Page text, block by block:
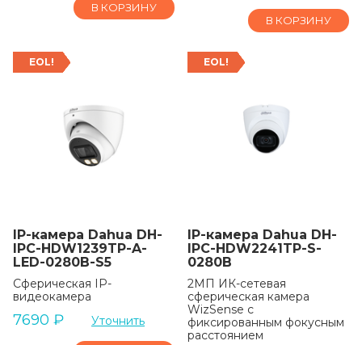
В КОРЗИНУ
В КОРЗИНУ
EOL!
IP-камера Dahua DH-
IPC-HDW1239TP-A-
LED-0280B-S5
Сферическая IP-
видеокамера
7690 ₽ Уточнить
EOL!
IP-камера Dahua DH-
IPC-HDW2241TP-S-
0280B
2МП ИК-сетевая
сферическая камера
WizSense с
фиксированным фокусным
расстоянием